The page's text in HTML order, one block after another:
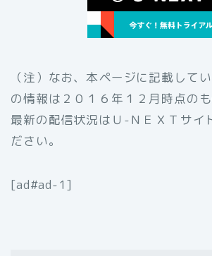
（注）なお、本ページに記載して
の情報は２０１６年１２月時点のも
最新の配信状況はＵ-ＮＥＸＴサイ
ださい。
[ad#ad-1]